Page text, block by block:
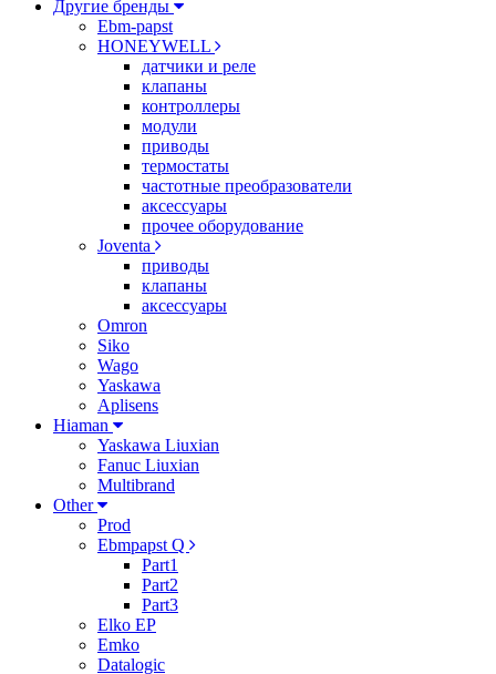
Другие бренды
Ebm-papst
HONEYWELL
датчики и реле
клапаны
контроллеры
модули
приводы
термостаты
частотные преобразователи
аксессуары
прочее оборудование
Joventa
приводы
клапаны
аксессуары
Omron
Siko
Wago
Yaskawa
Aplisens
Hiaman
Yaskawa Liuxian
Fanuc Liuxian
Multibrand
Other
Prod
Ebmpapst Q
Part1
Part2
Part3
Elko EP
Emko
Datalogic